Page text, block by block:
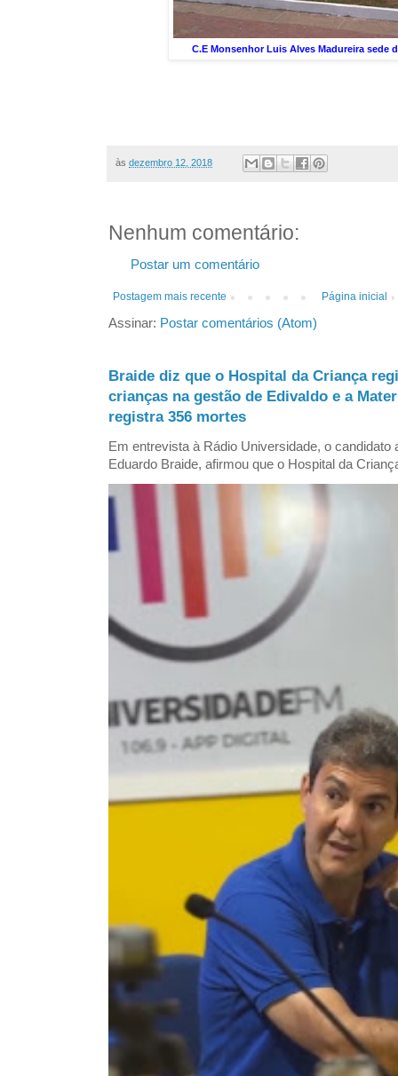
C.E Monsenhor Luis Alves Madureira sede
às dezembro 12, 2018
Nenhum comentário:
Postar um comentário
Postagem mais recente Página inicial
Assinar: Postar comentários (Atom)
Braide diz que o Hospital da Criança
crianças na gestão de Edivaldo e a
registra 356 mortes
Em entrevista à Rádio Universidade, o candidato
Eduardo Braide, afirmou que o Hospital da